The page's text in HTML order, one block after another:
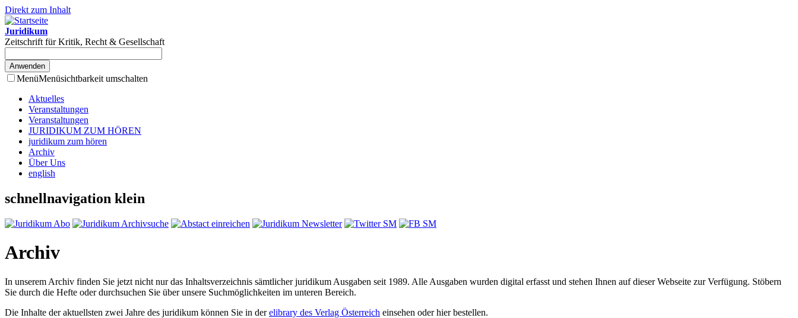
Direkt zum Inhalt
Juridikum
Zeitschrift für Kritik, Recht & Gesellschaft
MenüMenüsichtbarkeit umschalten
Aktuelles
Veranstaltungen
Veranstaltungen
JURIDIKUM ZUM HÖREN
juridikum zum hören
Archiv
Über Uns
english
schnellnavigation klein
Archiv
In unserem Archiv finden Sie jetzt nicht nur das Inhaltsverzeichnis sämtlicher juridikum Ausgaben seit 1989. Alle Ausgaben wurden digital erfasst und stehen Ihnen auf dieser Webseite zur Verfügung. Stöbern
Sie durch die Hefte oder durchsuchen Sie über unsere Suchmöglichkeiten im unteren Bereich.
Die Inhalte der aktuellsten zwei Jahre des juridikum können Sie in derelibrary des Verlag Österreich einsehen oder hier bestellen.